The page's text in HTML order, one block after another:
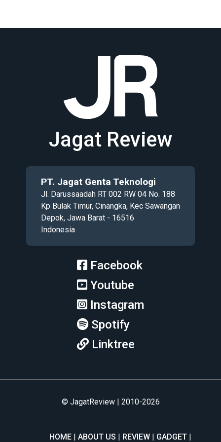
Jagat Review
PT. Jagat Genta Teknologi
Jl. Darussaadah RT 002 RW 04 No. 188
Kp Bulak Timur, Cinangka, Kec Sawangan
Depok, Jawa Barat - 16516
Indonesia
Facebook
Youtube
Instagram
Spotify
Linktree
© JagatReview | 2010-2026
HOME ABOUT US REVIEW
GADGET